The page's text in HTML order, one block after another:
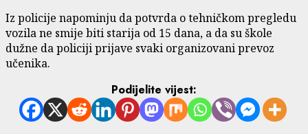
Iz policije napominju da potvrda o tehničkom pregledu
vozila ne smije biti starija od 15 dana, a da su škole
dužne da policiji prijave svaki organizovani prevoz
učenika.
Podijelite vijest: